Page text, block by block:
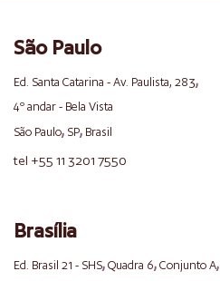
São Paulo
Ed. Santa Catarina - Av. Paulista, 283,
4º andar - Bela Vista
São Paulo, SP, Brasil
tel +55 11 3201 7550
Brasília
Ed. Brasil 21 - SHS, Quadra 6, Conjunto A,